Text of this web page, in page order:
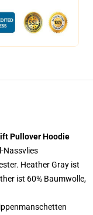
Pullover Hoodie
Nassvlies
Heather Gray ist
ist 60% Baumwolle,